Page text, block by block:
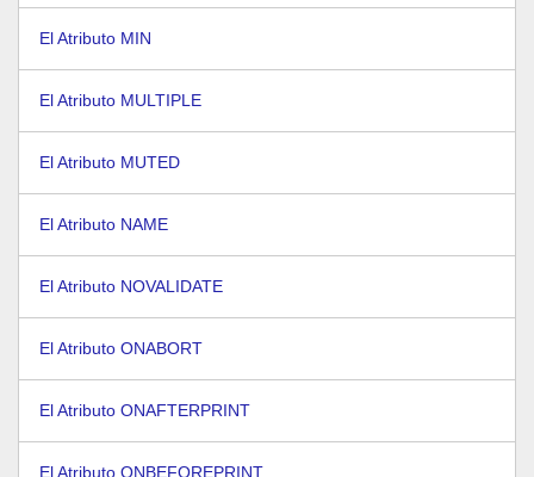
El Atributo MIN
El Atributo MULTIPLE
El Atributo MUTED
El Atributo NAME
El Atributo NOVALIDATE
El Atributo ONABORT
El Atributo ONAFTERPRINT
El Atributo ONBEFOREPRINT